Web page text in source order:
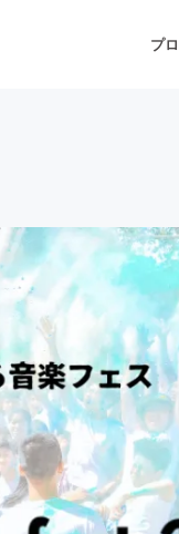
プ
音楽
ゲーム
書籍・
チャレ